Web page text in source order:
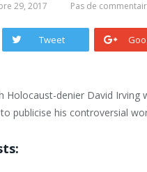
29, 2017 Pas de
Tweet
Holocaust-denier David
publicise his controversial